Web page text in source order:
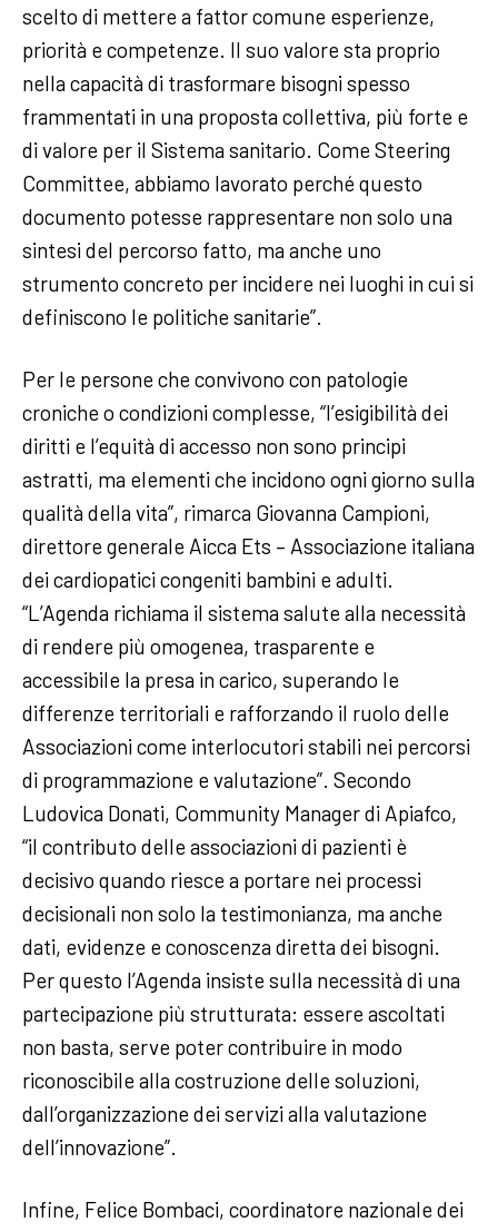
scelto di mettere a fattor comune esperienze,
priorità e competenze. Il suo valore sta proprio
nella capacità di trasformare bisogni spesso
frammentati in una proposta collettiva, più forte e
di valore per il Sistema sanitario. Come Steering
Committee, abbiamo lavorato perché questo
documento potesse rappresentare non solo una
sintesi del percorso fatto, ma anche uno
strumento concreto per incidere nei luoghi in cui si
definiscono le politiche sanitarie”.
Per le persone che convivono con patologie
croniche o condizioni complesse, “l’esigibilità dei
diritti e l’equità di accesso non sono principi
astratti, ma elementi che incidono ogni giorno sulla
qualità della vita”, rimarca Giovanna Campioni,
direttore generale Aicca Ets – Associazione italiana
dei cardiopatici congeniti bambini e adulti.
“L’Agenda richiama il sistema salute alla necessità
di rendere più omogenea, trasparente e
accessibile la presa in carico, superando le
differenze territoriali e rafforzando il ruolo delle
Associazioni come interlocutori stabili nei percorsi
di programmazione e valutazione”. Secondo
Ludovica Donati, Community Manager di Apiafco,
“il contributo delle associazioni di pazienti è
decisivo quando riesce a portare nei processi
decisionali non solo la testimonianza, ma anche
dati, evidenze e conoscenza diretta dei bisogni.
Per questo l’Agenda insiste sulla necessità di una
partecipazione più strutturata: essere ascoltati
non basta, serve poter contribuire in modo
riconoscibile alla costruzione delle soluzioni,
dall’organizzazione dei servizi alla valutazione
dell’innovazione”.
Infine, Felice Bombaci, coordinatore nazionale dei